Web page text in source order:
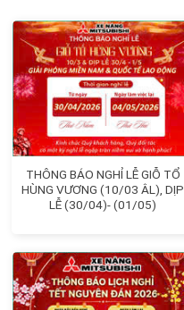
THÔNG BÁO NGHỈ LỄ GIỖ TỔ
HÙNG VƯƠNG (10/03 ÂL), DỊP
LỄ (30/04)- (01/05)